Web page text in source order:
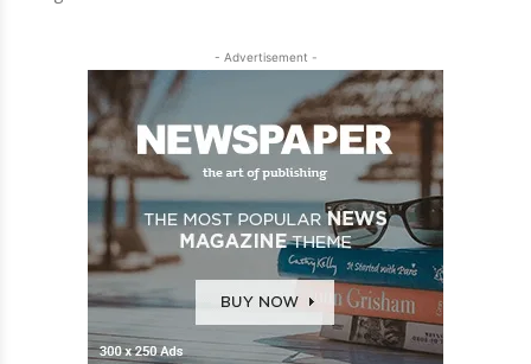
- Advertisement -